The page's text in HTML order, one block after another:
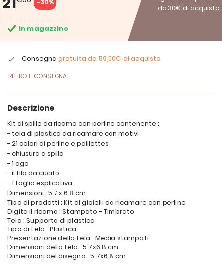
-30%
da 30€ di acquisto
In magazzino
Consegna gratuita da 59,00€ di acquisto
RITIRO E CONSEGNA
Descrizione
Kit di spille da ricamo con perline contenente :
- tela di plastica da ricamare con motivi
- 21 colori di perline e paillettes
- chiusura a spilla
- 1 ago
- il filo da cucito
- 1 foglio esplicativa
Dimensioni : 5.7 x 6.8 cm
Tipo di prodotti : Kit di gioielli da ricamare con perline
Digita il ricamo : Stampato - Timbrato
Tela : Supporto di plastica
Tipo di tela : Plastica
Presentazione della tela : Media stampati
Dimensioni della tela : 5.7x6.8 cm
Dimensioni del disegno : 5.7x6.8 cm